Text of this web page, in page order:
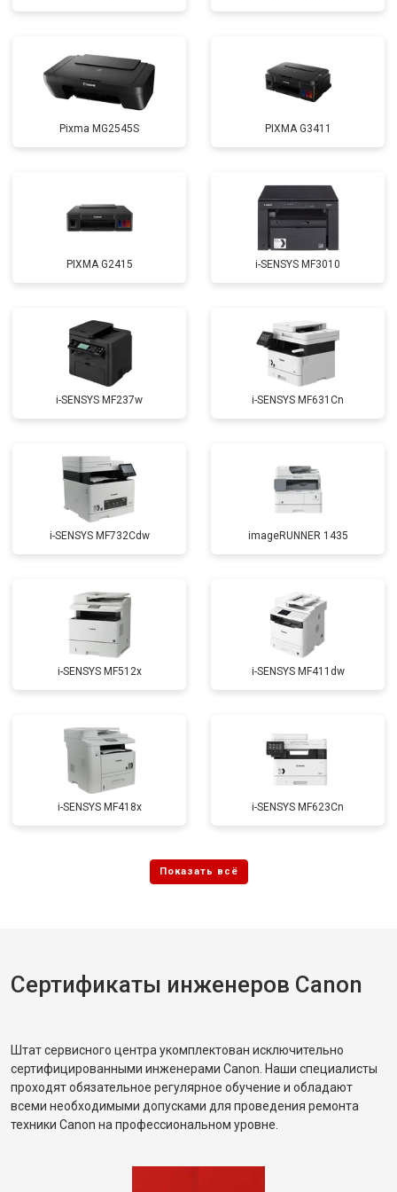
Pixma MG2545S PIXMA G3411
PIXMA G2415 i-SENSYS MF3010
i-SENSYS MF237w i-SENSYS MF631Cn
i-SENSYS MF732Cdw imageRUNNER 1435
i-SENSYS MF512x i-SENSYS MF411dw
i-SENSYS MF418x i-SENSYS MF623Cn
Сертификаты инженеров Canon
Штат сервисного центра укомплектован исключительно
сертифицированными инженерами Canon. Наши специалисты
проходят обязательное регулярное обучение и обладают
всеми необходимыми допусками для проведения ремонта
техники Canon на профессиональном уровне.